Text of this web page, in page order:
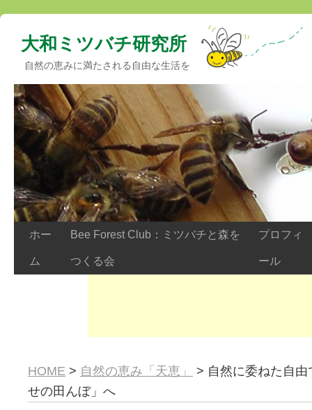
大和ミツバチ研究所
自然の恵みに満たされる自由な生活を
ホー
ム
Bee Forest Club：ミツバチと森を
つくる会
プロフィ
ール
HOME > 自然の恵み「天恵」
> 自然に委ねた自
せの田んぼ」へ